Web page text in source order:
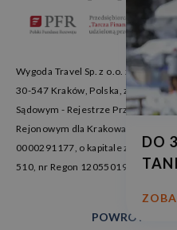
DO
Wygoda Travel Sp. z o.o. z siedzibą
30-547 Kraków, Polska,
Sądowym - Rejestrze
Rejonowym dla Krakowa
0000291177, o kapitale
510, nr Regon 120550199.
POWRÓT NA